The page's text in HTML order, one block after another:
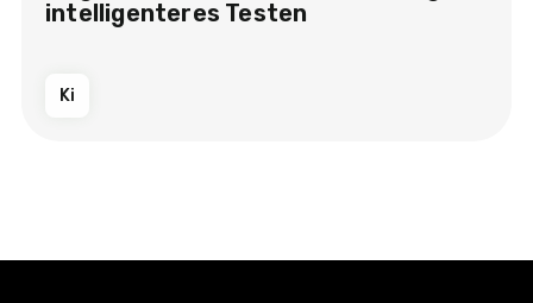
intelligenteres Testen
Ki